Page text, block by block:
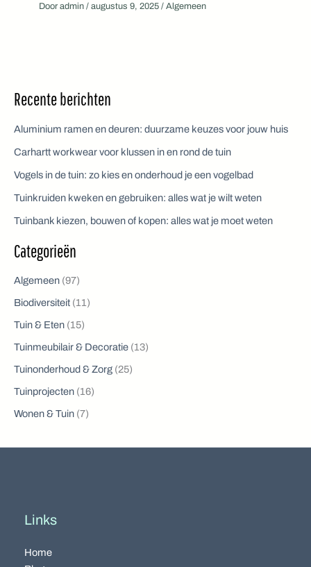
Door admin/augustus 9, 2025/Algemeen
Recente berichten
Aluminium ramen en deuren: duurzame keuzes voor jouw huis
Carhartt workwear voor klussen in en rond de tuin
Vogels in de tuin: zo kies en onderhoud je een vogelbad
Tuinkruiden kweken en gebruiken: alles wat je wilt weten
Tuinbank kiezen, bouwen of kopen: alles wat je moet weten
Categorieën
Algemeen (97)
Biodiversiteit (11)
Tuin & Eten (15)
Tuinmeubilair & Decoratie (13)
Tuinonderhoud & Zorg (25)
Tuinprojecten (16)
Wonen & Tuin (7)
Links
Home